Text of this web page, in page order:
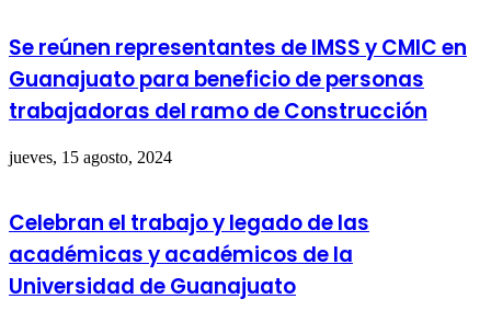
Se reúnen representantes de IMSS y CMIC en
Guanajuato para beneficio de personas
trabajadoras del ramo de Construcción
jueves, 15 agosto, 2024
Celebran el trabajo y legado de las
académicas y académicos de la
Universidad de Guanajuato